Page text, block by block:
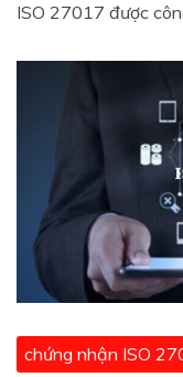
ISO 27017 được
chứng nhận ISO